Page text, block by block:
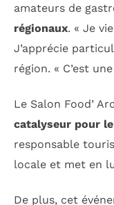
amateurs de
régionaux. « Je
J’apprécie
région. « C’est
Le Salon Food’
catalyseur pour
responsable
locale et met en
De plus, cet